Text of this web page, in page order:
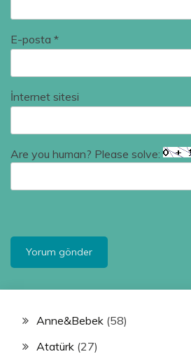
E-posta *
İnternet sitesi
Are you human? Please solve:
Anne&Bebek (58)
Atatürk (27)